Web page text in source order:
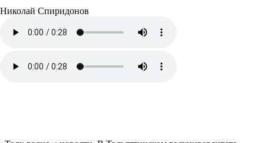
Николай Спиридонов